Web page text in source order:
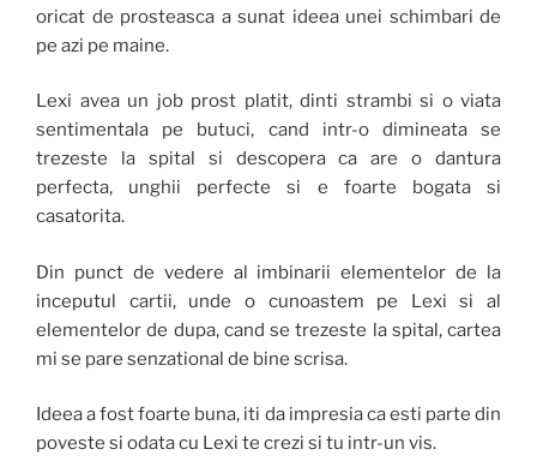
oricat de prosteasca a sunat ideea unei schimbari de
pe azi pe maine.
Lexi avea un job prost platit, dinti strambi si o viata
sentimentala pe butuci, cand intr-o dimineata se
trezeste la spital si descopera ca are o dantura
perfecta, unghii perfecte si e foarte bogata si
casatorita.
Din punct de vedere al imbinarii elementelor de la
inceputul cartii, unde o cunoastem pe Lexi si al
elementelor de dupa, cand se trezeste la spital, cartea
mi se pare senzational de bine scrisa.
Ideea a fost foarte buna, iti da impresia ca esti parte din
poveste si odata cu Lexi te crezi si tu intr-un vis.